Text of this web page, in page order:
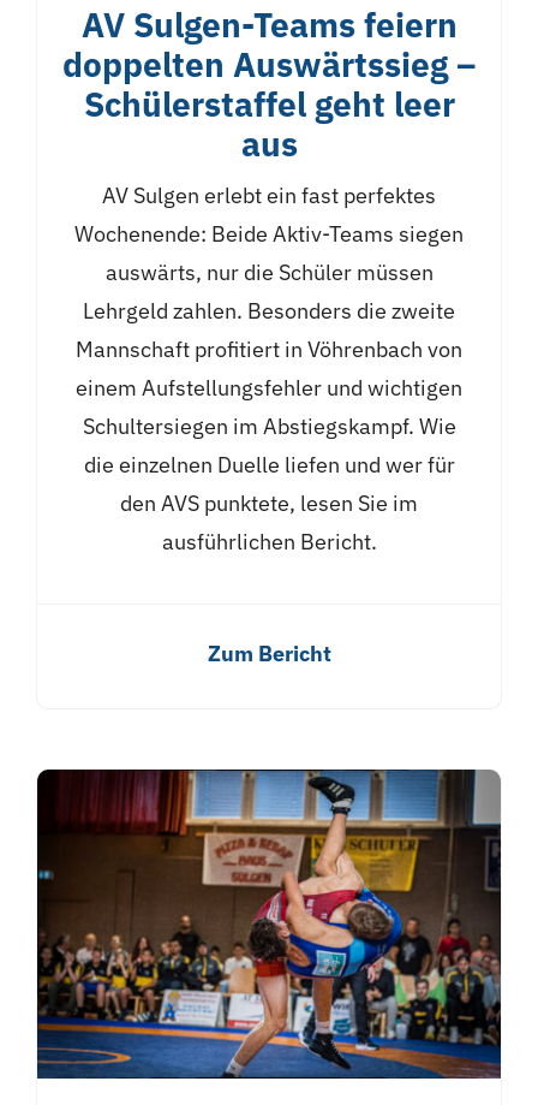
AV Sulgen-Teams feiern
doppelten Auswärtssieg –
Schülerstaffel geht leer
aus
AV Sulgen erlebt ein fast perfektes
Wochenende: Beide Aktiv-Teams siegen
auswärts, nur die Schüler müssen
Lehrgeld zahlen. Besonders die zweite
Mannschaft profitiert in Vöhrenbach von
einem Aufstellungsfehler und wichtigen
Schultersiegen im Abstiegskampf. Wie
die einzelnen Duelle liefen und wer für
den AVS punktete, lesen Sie im
ausführlichen Bericht.
Zum Bericht